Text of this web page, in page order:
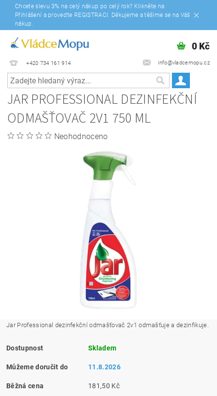
Chcete slevu 3% na celý nákup po celý rok? Klikněte na
Přihlášení a proveďte REGISTRACI. Děkujeme a těšíme se na Váš
nákup.
+420 734 161 914 info@vladcemopu.cz
0 Kč
JAR PROFESSIONAL DEZINFEKČNÍ
ODMAŠŤOVAČ 2V1 750 ML
Neohodnoceno
Jar Professional dezinfekční odmašťovač 2v1 odmašťuje a dezinfikuje.
Dostupnost Skladem
Můžeme doručit do 11.8.2026
Běžná cena 181,50 Kč